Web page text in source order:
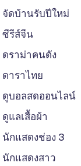
จัดบ้านรับปีใหม่
ซีรีส์จีน
ดราม่าคนดัง
ดาราไทย
ดูบอลสดออนไลน์
ดูแลเสื้อผ้า
นักแสดงช่อง 3
นักแสดงสาว